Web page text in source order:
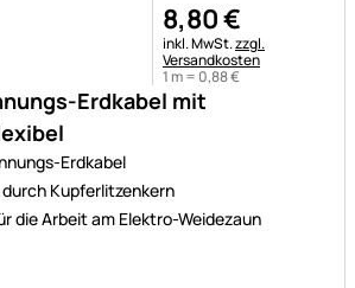
Erdkabel mit
Erdkabel
Kupferlitzenkern
die Arbeit am Elektro-Weidezaun
8,80€
Steuerhinweis:
inkl. MwSt.zzgl.
Versandkosten
1 m = 0,88€